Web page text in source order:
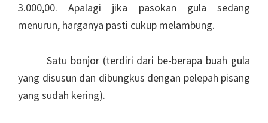
3.000,00. Apalagi jika pasokan gula sedang
menurun, harganya pasti cukup melambung.
Satu bonjor (terdiri dari be-berapa buah gula
yang disusun dan dibungkus dengan pelepah pisang
yang sudah kering).